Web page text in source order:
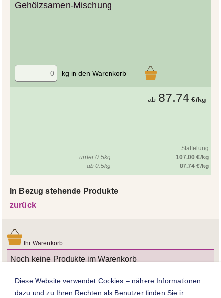
Gehölzsamen-Mischung
kg in den Warenkorb
ab 87.74 €/kg
Staffelung
unter 0.5kg
107.00 €/kg
ab 0.5kg
87.74 €/kg
In Bezug stehende Produkte
zurück
Ihr Warenkorb
Noch keine Produkte im Warenkorb
Bitte beachten Sie:
Preise verstehen sich inkl. MwSt. zzgl.Versandkosten
Diese Website verwendet Cookies – nähere Informationen
dazu und zu Ihren Rechten als Benutzer finden Sie in